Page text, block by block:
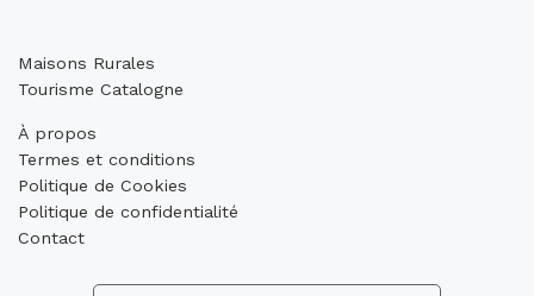
Maisons Rurales
Tourisme Catalogne
À propos
Termes et conditions
Politique de Cookies
Politique de confidentialité
Contact